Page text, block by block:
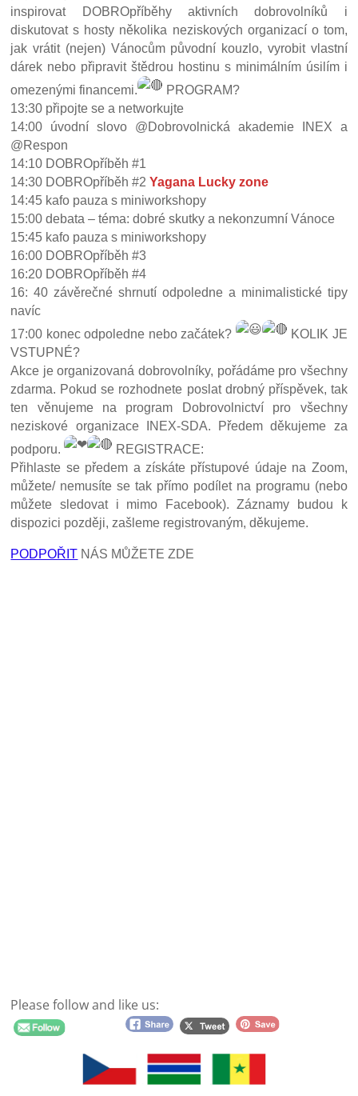
inspirovat DOBROpříběhy aktivních dobrovolníků i
diskutovat s hosty několika neziskových organizací o tom,
jak vrátit (nejen) Vánocům původní kouzlo, vyrobit vlastní
dárek nebo připravit štědrou hostinu s minimálním úsilím i
omezenými financemi.
PROGRAM?
13:30 připojte se a networkujte
14:00 úvodní slovo @Dobrovolnická akademie INEX a
@Respon
14:10 DOBROpříběh #1
14:30 DOBROpříběh #2Yagana Lucky zone
14:45 kafo pauza s miniworkshopy
15:00 debata – téma: dobré skutky a nekonzumní Vánoce
15:45 kafo pauza s miniworkshopy
16:00 DOBROpříběh #3
16:20 DOBROpříběh #4
16: 40 závěrečné shrnutí odpoledne a minimalistické tipy
navíc
17:00 konec odpoledne nebo začátek?
KOLIK JE
VSTUPNÉ?
Akce je organizovaná dobrovolníky, pořádáme pro všechny
zdarma. Pokud se rozhodnete poslat drobný příspěvek, tak
ten věnujeme na program Dobrovolnictví pro všechny
neziskové organizace INEX-SDA. Předem děkujeme za
podporu.
REGISTRACE:
Přihlaste se předem a získáte přístupové údaje na Zoom,
můžete/ nemusíte se tak přímo podílet na programu (nebo
můžete sledovat i mimo Facebook). Záznamy budou k
dispozici později, zašleme registrovaným, děkujeme.
PODPOŘIT NÁS MŮŽETE ZDE
Please follow and like us: